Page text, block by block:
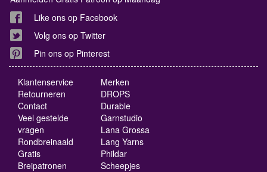
Like ons op Facebook
Volg ons op Twitter
Pin ons op Pinterest
Klantenservice
Retourneren
Contact
Veel gestelde
vragen
Rondbreinaald
Gratis
Breipatronen
Merken
DROPS
Durable
Garnstudio
Lana Grossa
Lang Yarns
Phildar
Scheepjes